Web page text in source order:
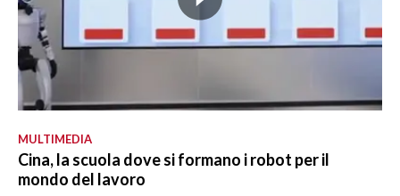
MULTIMEDIA
Cina, la scuola dove si formano i robot per il
mondo del lavoro